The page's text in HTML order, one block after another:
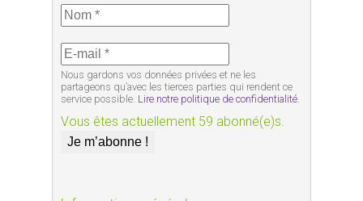
Nous gardons vos données privées et ne les
partageons qu’avec les tierces parties qui rendent ce
service possible. Lire notre politique de confidentialité.
Vous êtes actuellement 59 abonné(e)s.